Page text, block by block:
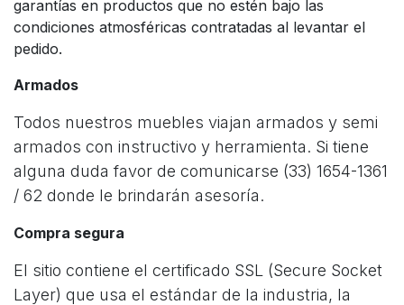
garantías en productos que no estén bajo las
condiciones atmosféricas contratadas al levantar el
pedido.
Armados
Todos nuestros muebles viajan armados y semi
armados con instructivo y herramienta. Si tiene
alguna duda favor de comunicarse (33) 1654-1361
/ 62 donde le brindarán asesoría.
Compra segura
El sitio contiene el certificado SSL (Secure Socket
Layer) que usa el estándar de la industria, la